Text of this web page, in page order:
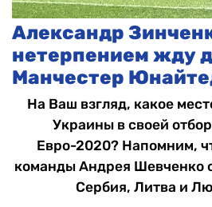
Александр
нетерпением жду
Манчестер
На Ваш взгляд, какое
Украины в своей
Евро-2020? Напомним,
команды Андрея Шевченко
Сербия, Литва и